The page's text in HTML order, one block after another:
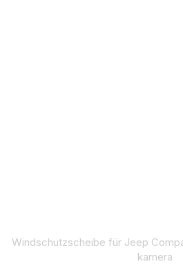
Windschutzscheibe für Jeep
kamera